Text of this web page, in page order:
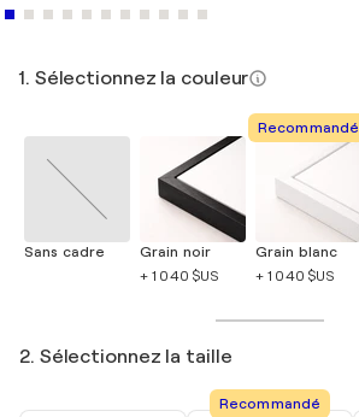
1. Sélectionnez la couleur
Sans cadre
Grain noir
+ 1 040 $US
Recommandé
Grain blanc
+ 1 040 $US
2. Sélectionnez la taille
Recommandé